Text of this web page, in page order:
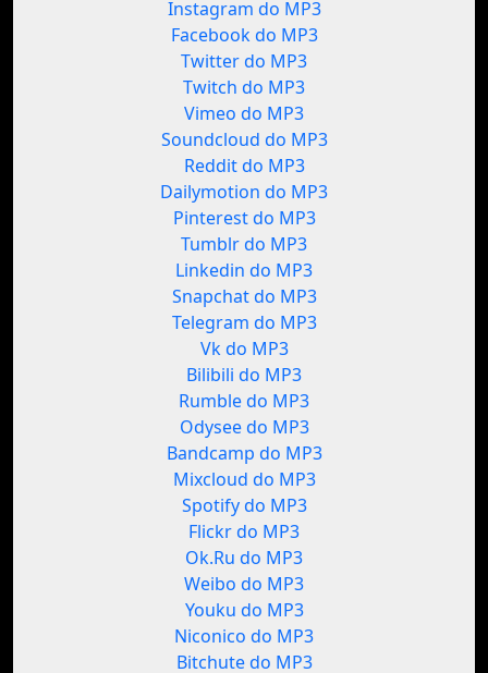
Instagram do MP3
Facebook do MP3
Twitter do MP3
Twitch do MP3
Vimeo do MP3
Soundcloud do MP3
Reddit do MP3
Dailymotion do MP3
Pinterest do MP3
Tumblr do MP3
Linkedin do MP3
Snapchat do MP3
Telegram do MP3
Vk do MP3
Bilibili do MP3
Rumble do MP3
Odysee do MP3
Bandcamp do MP3
Mixcloud do MP3
Spotify do MP3
Flickr do MP3
Ok.Ru do MP3
Weibo do MP3
Youku do MP3
Niconico do MP3
Bitchute do MP3